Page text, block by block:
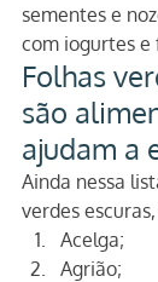
sementes e
com iogurtes e
Folhas
são
ajudam a
Ainda nessa
verdes
Acelga;
Agrião;